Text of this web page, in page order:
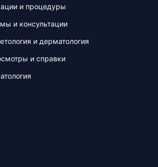
и процедуры
и консультации
и дерматология
и справки